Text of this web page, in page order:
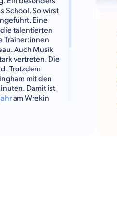
School. So wirst
Eine
talentierten
Trainer:innen
Auch Musik
vertreten. Die
Trotzdem
mit den
Damit ist
am Wrekin